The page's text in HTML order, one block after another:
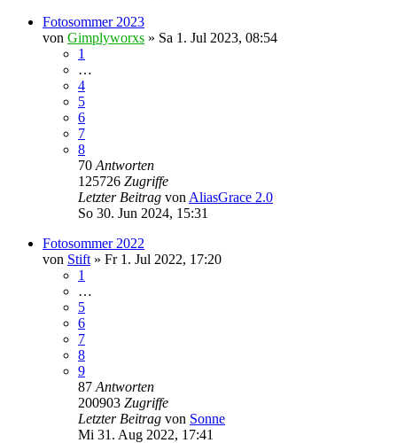
Fotosommer 2023
von Gimplyworxs » Sa 1. Jul 2023, 08:54
1
…
4
5
6
7
8
70 Antworten
125726 Zugriffe
Letzter Beitrag von AliasGrace 2.0
So 30. Jun 2024, 15:31
Fotosommer 2022
von Stift » Fr 1. Jul 2022, 17:20
1
…
5
6
7
8
9
87 Antworten
200903 Zugriffe
Letzter Beitrag von Sonne
Mi 31. Aug 2022, 17:41